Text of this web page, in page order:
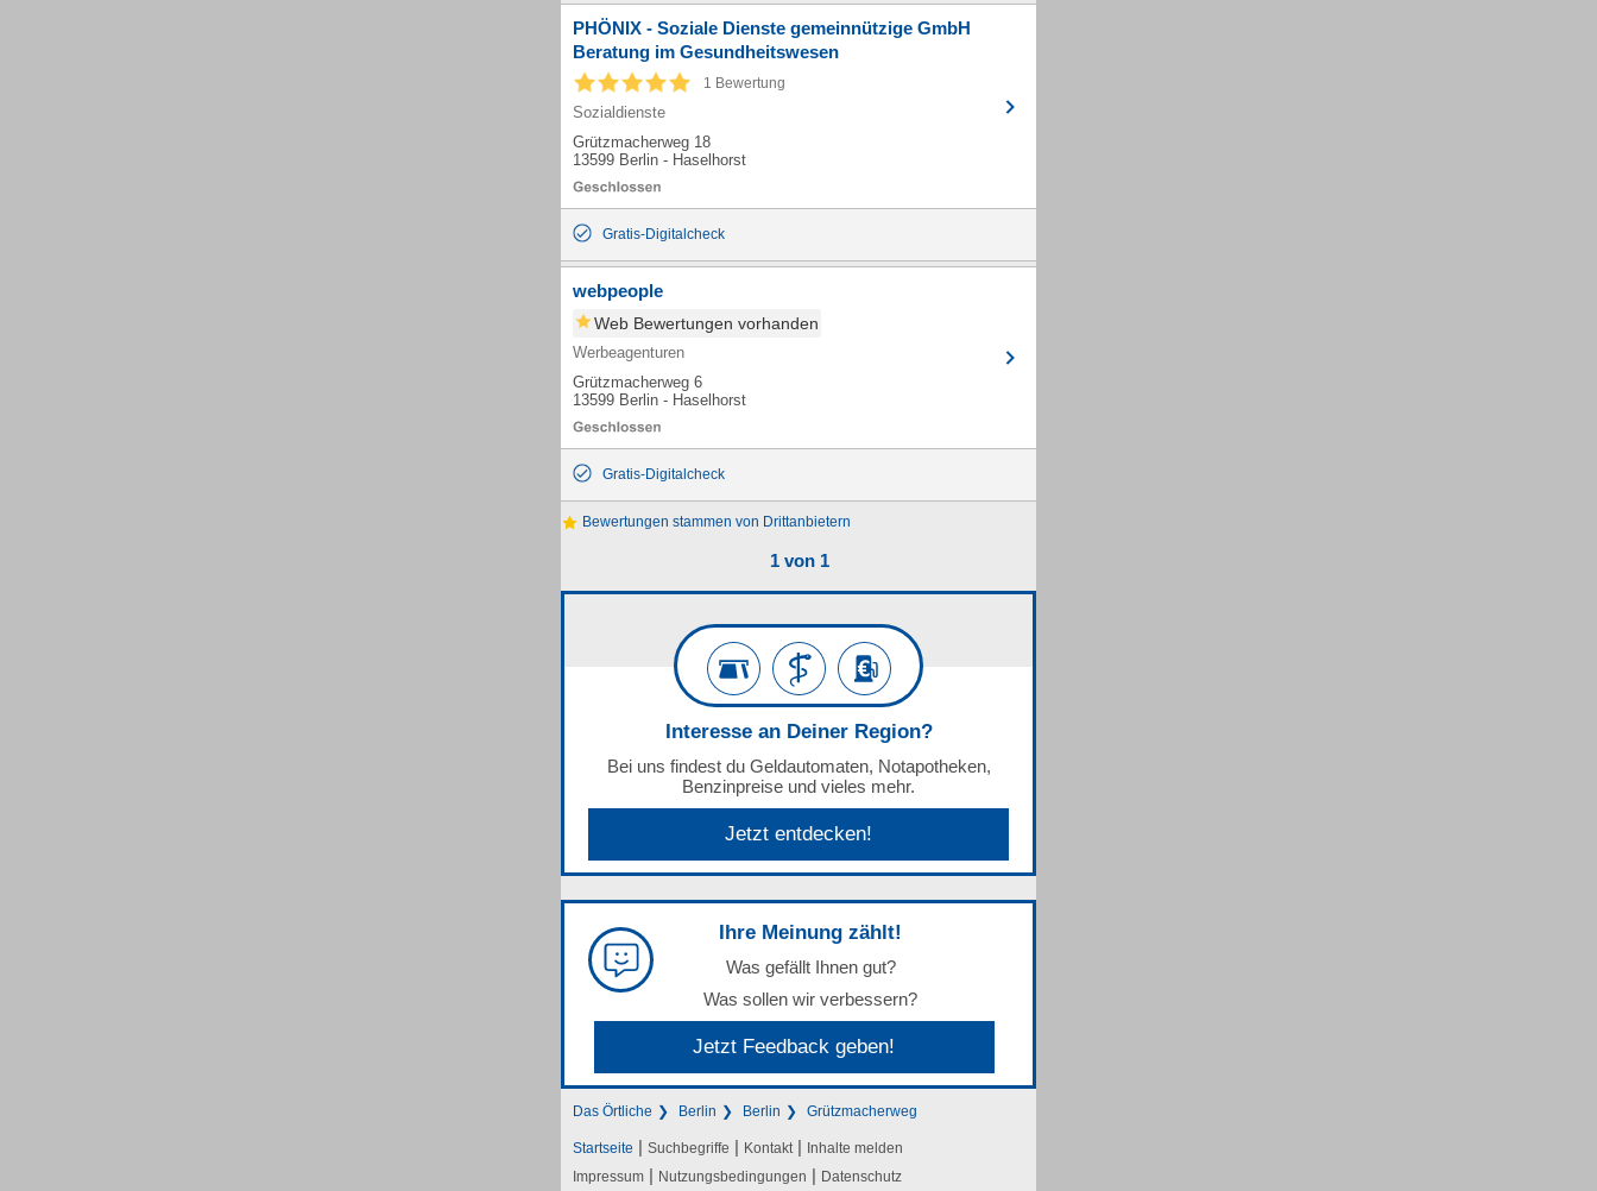
PHÖNIX - Soziale Dienste gemeinnützige GmbH
Beratung im Gesundheitswesen
1 Bewertung
Sozialdienste
Grützmacherweg 18
13599 Berlin - Haselhorst
Gratis-Digitalcheck
webpeople
Web Bewertungen vorhanden
Werbeagenturen
Grützmacherweg 6
13599 Berlin - Haselhorst
Gratis-Digitalcheck
Bewertungen stammen von Drittanbietern
1 von 1
Interesse an Deiner Region?
Bei uns findest du Geldautomaten, Notapotheken,
Benzinpreise und vieles mehr.
Jetzt entdecken!
Ihre Meinung zählt!
Was gefällt Ihnen gut?
Was sollen wir verbessern?
Jetzt Feedback geben!
Das Örtliche Berlin Berlin Grützmacherweg
Startseite | Suchbegriffe | Kontakt | Inhalte melden
Impressum | Nutzungsbedingungen | Datenschutz